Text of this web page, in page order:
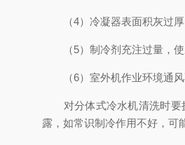
（4）冷凝器表面积灰过厚
（5）制冷剂充注过量，使
（6）室外机作业环境通风
对分体式冷水机清洗时要挑
露，如常识制冷作用不好，可